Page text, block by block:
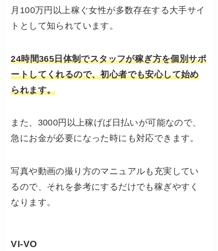
月100万円以上稼ぐ女性が多数存在する大手サイ
トとして知られています。
24時間365日体制でスタッフが稼ぎ方を個別サポ
ートしてくれるので、初心者でも安心して始め
られます。
また、3000円以上稼げば日払いが可能なので、
急にお金が必要になった時にも対応できます。
写真や動画の撮り方のマニュアルも充実してい
るので、それを参考にするだけでも稼ぎやすく
なります。
VI-VO